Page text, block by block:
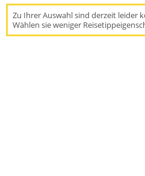
Zu Ihrer Auswahl sind derzeit leider
Wählen sie weniger